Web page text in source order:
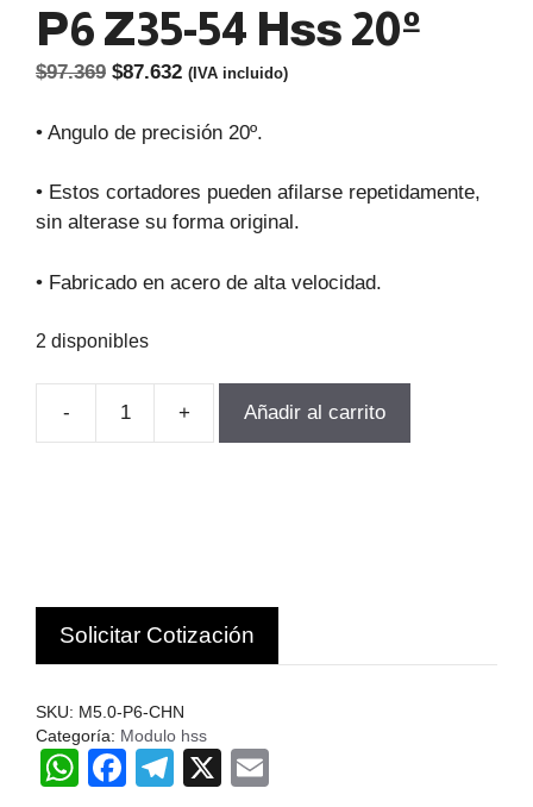
P6 Z35-54 Hss 20º
$97.369 El
original
$97.369.
$87.632El
actual
$87.632.
(IVA incluido)
• Angulo de precisión 20º.
• Estos cortadores pueden afilarse repetidamente,
sin alterase su forma original.
• Fabricado en acero de alta velocidad.
2 disponibles
-
FRESA
Z35-
54
Hss
+ Añadir al carrito
Solicitar Cotización
SKU: M5.0-P6-CHN
Categoría: Modulo hss
W
F
T
X